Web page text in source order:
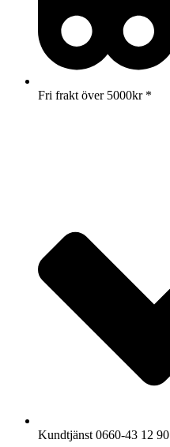
Fri frakt över 5000kr *
Kundtjänst 0660-43 12 90